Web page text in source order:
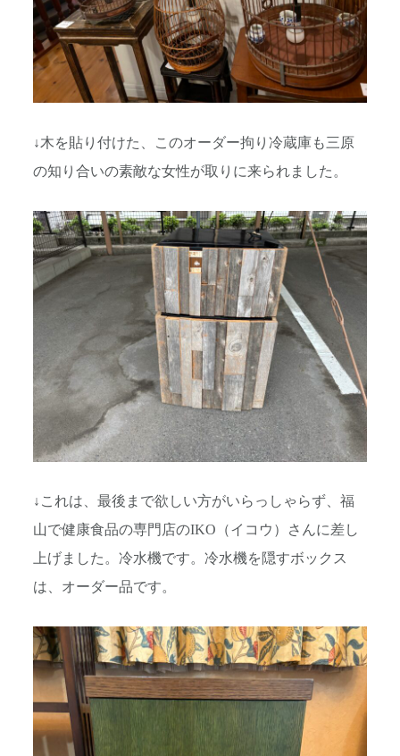
↓木を貼り付けた、このオーダー拘り冷蔵庫も三原
の知り合いの素敵な女性が取りに来られました。
↓これは、最後まで欲しい方がいらっしゃらず、福
山で健康食品の専門店のIKO（イコウ）さんに差し
上げました。冷水機です。冷水機を隠すボックス
は、オーダー品です。